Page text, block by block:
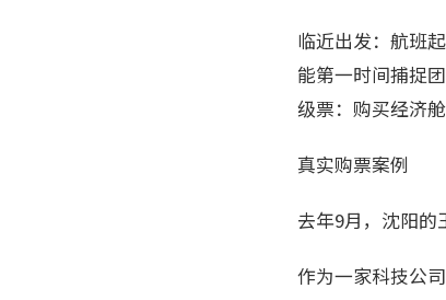
临近出发：航班
能第一时间捕捉
级票：购买经济
真实购票案例
去年9月，沈阳的
作为一家科技公